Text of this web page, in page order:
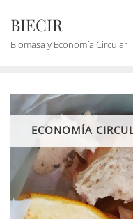
BIECIR
Biomasa y Economía Circular
ECONOMÍA